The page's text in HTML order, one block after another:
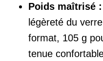
Poids maîtrisé
légèreté du
format, 105 g
tenue